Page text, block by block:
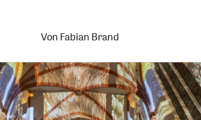
Von Fabian Brand